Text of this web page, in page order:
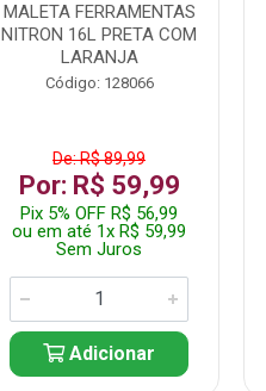
MALETA FERRAMENTAS
NITRON 16L PRETA COM
LARANJA
Código: 128066
De: R$ 89,99
Por: R$ 59,99
Pix 5% OFF R$ 56,99
ou em até 1x R$ 59,99
Sem Juros
Adicionar